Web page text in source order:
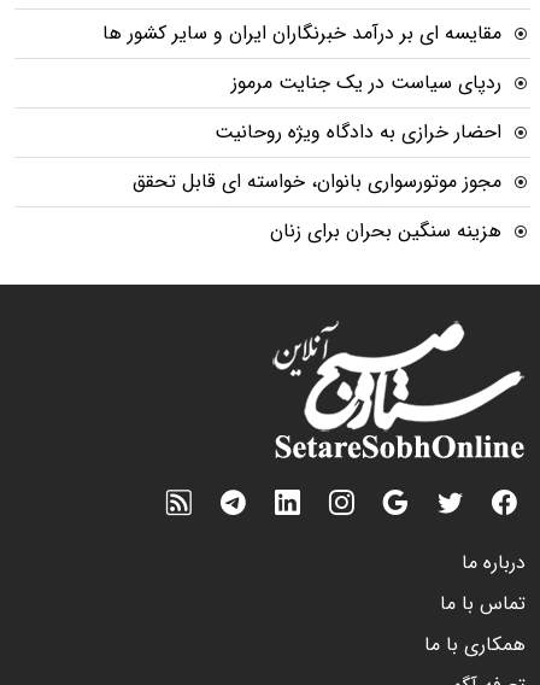
مقایسه ای بر درآمد خبرنگاران ایران و سایر کشور ها
ردپای سیاست در یک جنایت مرموز
احضار خرازی به دادگاه ویژه روحانیت
مجوز موتورسواری بانوان، خواسته ای قابل تحقق
هزینه سنگین بحران برای زنان
درباره ما
تماس با ما
همکاری با ما